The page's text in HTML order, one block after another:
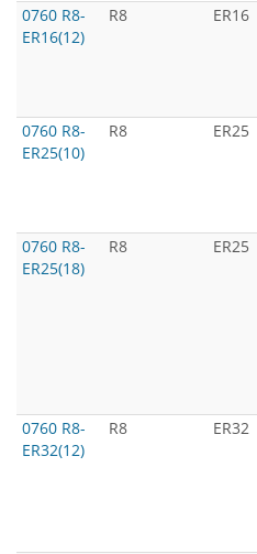
0760 R8-
ER16(12)
R8 ER16
0760 R8-
ER25(10)
R8 ER25
0760 R8-
ER25(18)
R8 ER25
0760 R8-
ER32(12)
R8 ER32